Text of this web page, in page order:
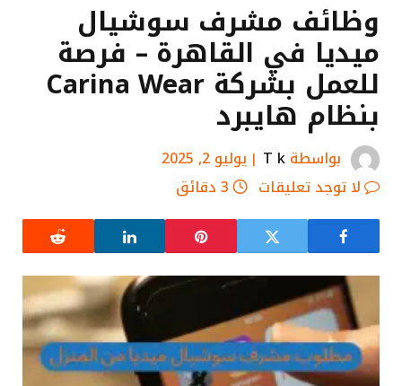
وظائف مشرف سوشيال
ميديا في القاهرة – فرصة
للعمل بشركة Carina Wear
بنظام هايبرد
بواسطةT k
يوليو 2, 2025
لا توجد تعليقات
3 دقائق